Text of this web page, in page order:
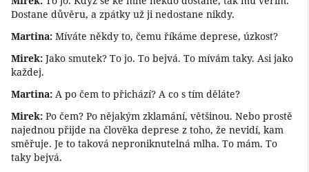
Dostane důvěru, a zpátky už ji nedostane nikdy.
Martina: Míváte někdy to, čemu říkáme deprese, úzkost?
Mirek: Jako smutek? To jo. To bejvá. To mívám taky. Asi jako
každej.
Martina: A po čem to přichází? A co s tím děláte?
Mirek: Po čem? Po nějakým zklamání, většinou. Nebo prostě
najednou přijde na člověka deprese z toho, že nevidí, kam
směřuje. Je to taková neproniknutelná mlha. To mám. To
taky bejvá.